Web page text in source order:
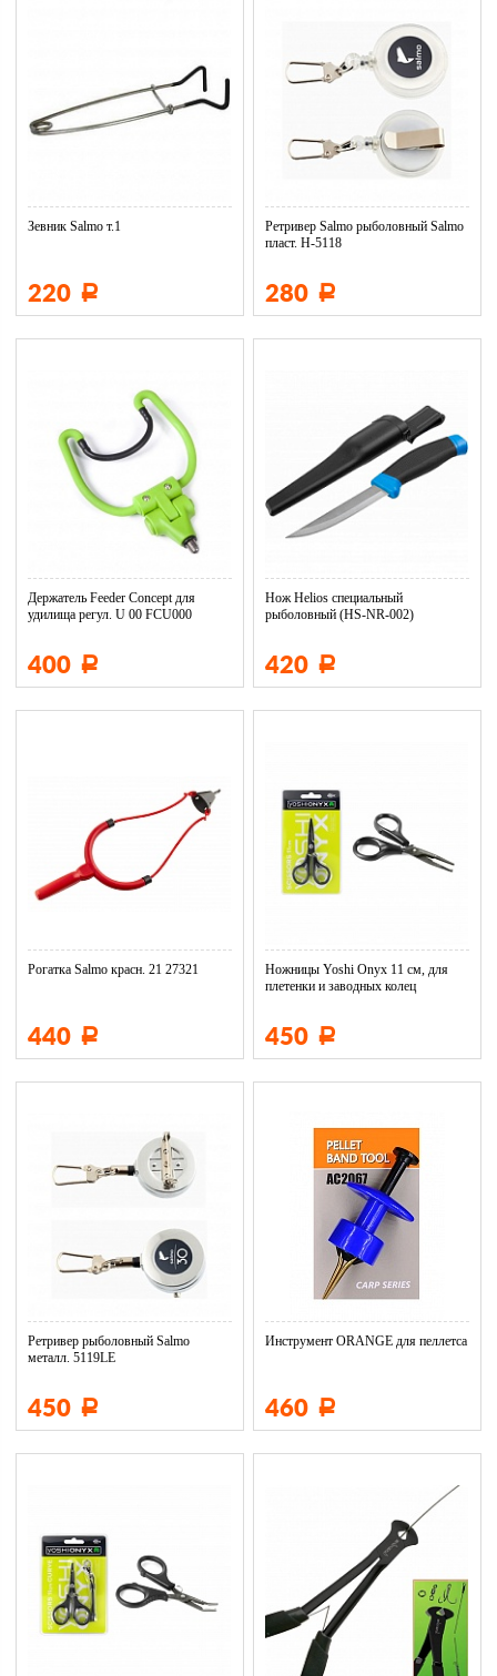
Зевник Salmo т.1
220 Р
Ретривер Salmo рыболовный Salmo
пласт. H-5118
280 Р
Держатель Feeder Concept для
удилища регул. U 00 FCU000
400 Р
Нож Helios специальный
рыболовный (HS-NR-002)
420 Р
Рогатка Salmo красн. 21 27321
440 Р
Ножницы Yoshi Onyx 11 см, для
плетенки и заводных колец
450 Р
Ретривер рыболовный Salmo
металл. 5119LE
450 Р
Инструмент ORANGE для пеллетса
460 Р